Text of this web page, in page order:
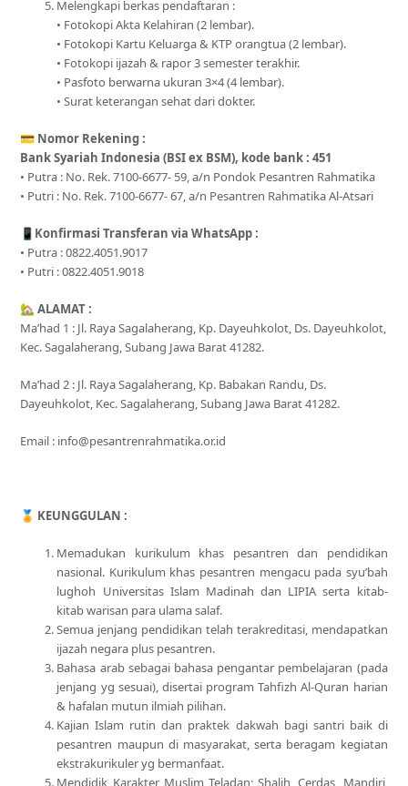
Melengkapi berkas pendaftaran :
• Fotokopi Akta Kelahiran (2 lembar).
• Fotokopi Kartu Keluarga & KTP orangtua (2 lembar).
• Fotokopi ijazah & rapor 3 semester terakhir.
• Pasfoto berwarna ukuran 3×4 (4 lembar).
• Surat keterangan sehat dari dokter.
💳 Nomor Rekening :
Bank Syariah Indonesia (BSI ex BSM), kode bank : 451
• Putra : No. Rek. 7100-6677- 59, a/n Pondok Pesantren Rahmatika
• Putri : No. Rek. 7100-6677- 67, a/n Pesantren Rahmatika Al-Atsari
📱 Konfirmasi Transferan via WhatsApp :
• Putra : 0822.4051.9017
• Putri : 0822.4051.9018
🏡ALAMAT :
Ma’had 1 : Jl. Raya Sagalaherang, Kp. Dayeuhkolot, Ds. Dayeuhkolot,
Kec. Sagalaherang, Subang Jawa Barat 41282.
Ma’had 2 : Jl. Raya Sagalaherang, Kp. Babakan Randu, Ds.
Dayeuhkolot, Kec. Sagalaherang, Subang Jawa Barat 41282.
Email : info@pesantrenrahmatika.or.id
🏅 KEUNGGULAN :
Memadukan kurikulum khas pesantren dan pendidikan
nasional. Kurikulum khas pesantren mengacu pada syu’bah
lughoh Universitas Islam Madinah dan LIPIA serta kitab-
kitab warisan para ulama salaf.
Semua jenjang pendidikan telah terakreditasi, mendapatkan
ijazah negara plus pesantren.
Bahasa arab sebagai bahasa pengantar pembelajaran (pada
jenjang yg sesuai), disertai program Tahfizh Al-Quran harian
& hafalan mutun ilmiah pilihan.
Kajian Islam rutin dan praktek dakwah bagi santri baik di
pesantren maupun di masyarakat, serta beragam kegiatan
ekstrakurikuler yg bermanfaat.
Mendidik Karakter Muslim Teladan; Shalih, Cerdas, Mandiri,